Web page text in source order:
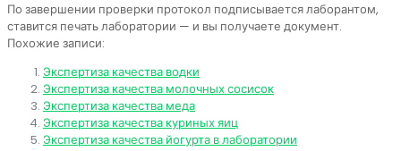
По завершении проверки протокол подписывается лаборантом,
ставится печать лаборатории — и вы получаете документ.
Похожие записи:
Экспертиза качества водки
Экспертиза качества молочных сосисок
Экспертиза качества меда
Экспертиза качества куриных яиц
Экспертиза качества йогурта в лаборатории